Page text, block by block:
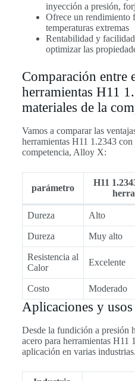
inyección a presión,
Ofrece un rendimiento
temperaturas extremas
Rentabilidad y
optimizar las
Comparación entre
herramientas H11
materiales de la
Vamos a comparar las
herramientas H11 1.2343
competencia, Alloy X:
parámetro
H11
Dureza Alto
Dureza Muy alto
Resistencia al
Calor
Excelente
Costo Moderado
Aplicaciones y usos
Desde la fundición a presión
acero para herramientas H11
aplicación en varias industrias.